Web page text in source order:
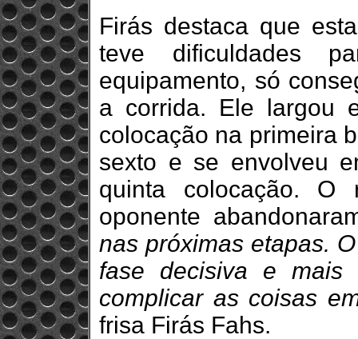
Firás destaca que
teve dificuldades
equipamento, só
a corrida. Ele largou
colocação na primeira
sexto e se envolveu
quinta colocação.
oponente
nas próximas etapas.
fase decisiva e mais
complicar as coisas
frisa Firás Fahs.